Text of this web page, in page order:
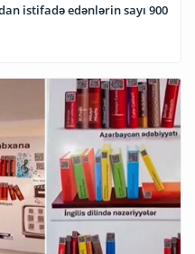
istifadə edənlərin sayı 900